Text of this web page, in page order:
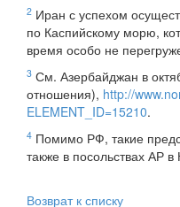
2 Иран с успехом
по Каспийскому морю,
время особо не
3 См. Азербайджан в
отношения), http://
ELEMENT_ID=15210.
4 Помимо РФ, такие
также в посольствах АР
Возврат к списку